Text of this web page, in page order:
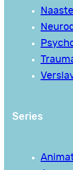
Series